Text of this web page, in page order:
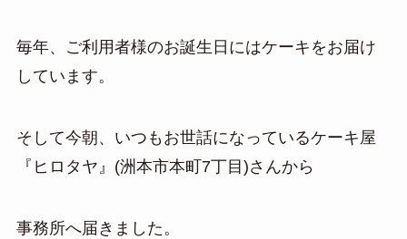
毎年、ご利用者様のお誕生日にはケーキをお届け
しています。
そして今朝、いつもお世話になっているケーキ屋
『ヒロタヤ』(洲本市本町7丁目)さんから
事務所へ届きました。